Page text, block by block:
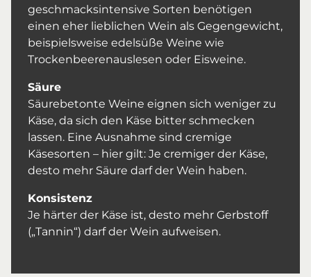
geschmacksintensive Sorten benötigen
einen eher lieblichen Wein als Gegengewicht,
beispielsweise edelsüße Weine wie
Trockenbeerenauslesen oder Eisweine.
Säure
Säurebetonte Weine eignen sich weniger zu
Käse, da sich den Käse bitter schmecken
lassen. Eine Ausnahme sind cremige
Käsesorten – hier gilt: Je cremiger der Käse,
desto mehr Säure darf der Wein haben.
Konsistenz
Je härter der Käse ist, desto mehr Gerbstoff
(„Tannin“) darf der Wein aufweisen.